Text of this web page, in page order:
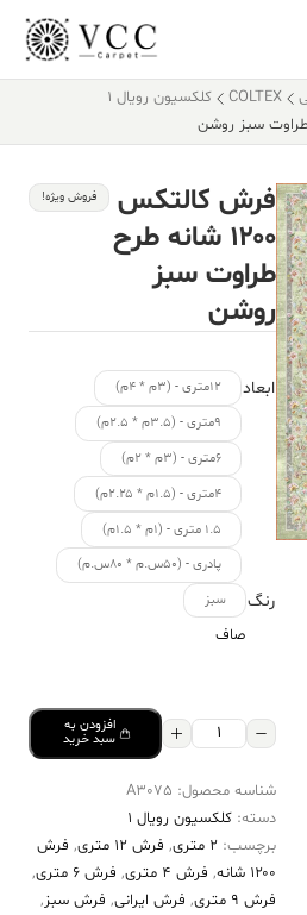
COLTEX
کلکسیون رویال 1
فرش کالتکس
۱۲۰۰ شانه طرح
طراوت سبز
روشن
فروش ویژه!
ابعاد
۱۲متری - (۳م * ۴م)
۹متری - (۳.۵م * ۲.۵م)
۶متری - (۳م * ۲م)
۴متری - (۱.۵م * ۲.۲۵م)
۱.۵ متری - (۱م * ۱.۵م)
پادری - (۵۰س.م * ۸۰س.م)
رنگ سبز
صاف
فرش
۱۲۰۰
طرح
طراوت
افزودن به
سبد خرید
شناسه محصول: A3075
دسته: کلکسیون رویال 1
برچسب: 2 متری , فرش 12 متری , فرش
۱۲۰۰ شانه
, فرش 4 متری , فرش 6 متری
,
فرش 9 متری
, فرش ایرانی, فرش سبز,